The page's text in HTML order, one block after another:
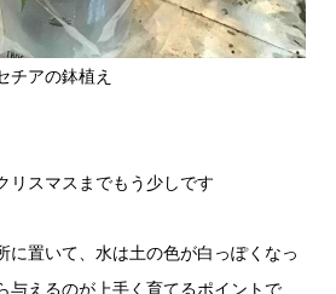
チアの鉢植え
リスマスまでもう少しです
に置いて、水は土の色が白っぽくなっ
与えるのが上手く育てるポイントで